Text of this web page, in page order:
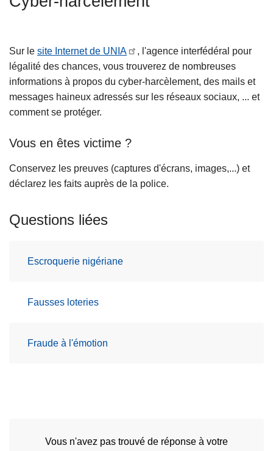
Sur le site Internet de UNIA
, l'agence interfédéral pour
légalité des chances, vous trouverez de nombreuses
informations à propos du cyber-harcèlement, des mails et
messages haineux adressés sur les réseaux sociaux, ... et
comment se protéger.
Vous en êtes victime ?
Conservez les preuves (captures d'écrans, images,...) et
déclarez les faits auprès de la police.
Questions liées
Escroquerie nigériane
Fausses loteries
Fraude à l'émotion
Vous n'avez pas trouvé de réponse à votre